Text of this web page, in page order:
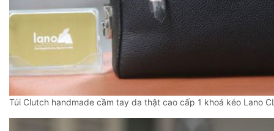
Túi Clutch handmade cầm tay da thật cao cấp 1 khoá kéo Lano